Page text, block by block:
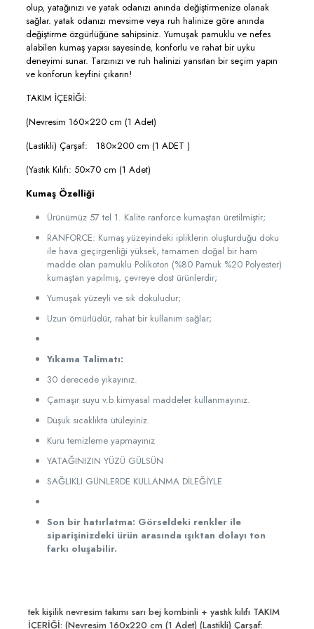
olup, yatağınızı ve yatak odanızı anında değiştirmenize olanak
sağlar. yatak odanızı mevsime veya ruh halinize göre anında
değiştirme özgürlüğüne sahipsiniz. Yumuşak pamuklu ve nefes
alabilen kumaş yapısı sayesinde, konforlu ve rahat bir uyku
deneyimi sunar. Tarzınızı ve ruh halinizi yansıtan bir seçim yapın
ve konforun keyfini çıkarın!
TAKIM İÇERİĞİ:
(Nevresim 160×220 cm (1 Adet)
(Lastikli) Çarşaf: 180×200 cm (1 ADET )
(Yastık Kılıfı: 50×70 cm (1 Adet)
Kumaş Özelliği
Ürünümüz 57 tel 1. Kalite ranforce kumaştan üretilmiştir;
RANFORCE: Kumaş yüzeyindeki ipliklerin oluşturduğu doku
ile hava geçirgenliği yüksek, tamamen doğal bir ham
madde olan pamuklu Polikoton (%80 Pamuk %20 Polyester)
kumaştan yapılmış, çevreye dost ürünlerdir;
Yumuşak yüzeyli ve sık dokuludur;
Uzun ömürlüdür, rahat bir kullanım sağlar;
Yıkama Talimatı:
30 derecede yıkayınız.
Çamaşır suyu v.b kimyasal maddeler kullanmayınız.
Düşük sıcaklıkta ütüleyiniz.
Kuru temizleme yapmayınız
YATAĞINIZIN YÜZÜ GÜLSÜN
SAĞLIKLI GÜNLERDE KULLANMA DİLEĞİYLE
Son bir hatırlatma: Görseldeki renkler ile
siparişinizdeki ürün arasında ışıktan dolayı ton
farkı oluşabilir.
tek kişilik nevresim takımı sarı bej kombinli + yastık kılıfı TAKIM
İÇERİĞİ: (Nevresim 160x220 cm (1 Adet) (Lastikli) Çarşaf: